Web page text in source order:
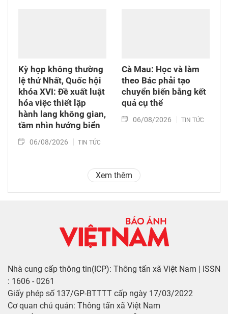
Kỳ họp không thường
lệ thứ Nhất, Quốc hội
khóa XVI: Đề xuất luật
hóa việc thiết lập
hành lang không gian,
tầm nhìn hướng biển
06/08/2026 TIN TỨC
Cà Mau: Học và làm
theo Bác phải tạo
chuyển biến bằng kết
quả cụ thể
06/08/2026 TIN TỨC
Xem thêm
Nhà cung cấp thông tin(ICP): Thông tấn xã Việt Nam | ISSN
: 1606 - 0261
Giấy phép số 137/GP-BTTTT cấp ngày 17/03/2022
Cơ quan chủ quản: Thông tấn xã Việt Nam